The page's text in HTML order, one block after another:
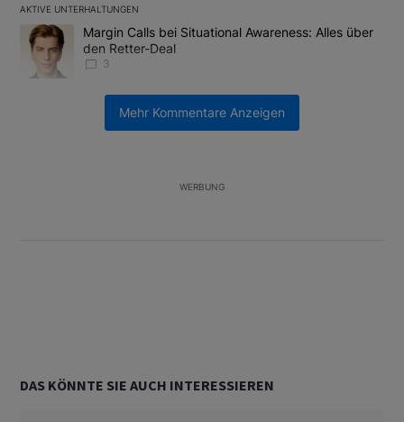
Mehr Kommentare Anzeigen
AKTIVE UNTERHALTUNGEN
Das Folgende ist eine Liste der am meisten kommentierten
Ein Trendartikel mit dem Titel "Margin Calls bei Situational
Margin Calls bei Situational Awareness: Alles über
den Retter-Deal
3
Ein Trendartikel mit dem Titel "US-Finanzministerium bereitet
US-Finanzministerium bereitet Banken laut Insider
auf eventuelle Yen-Intervention vor
2
WERBUNG
DAS KÖNNTE SIE AUCH INTERESSIEREN